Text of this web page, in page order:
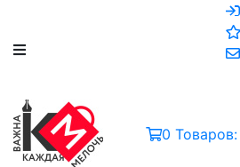
0 Товаров: